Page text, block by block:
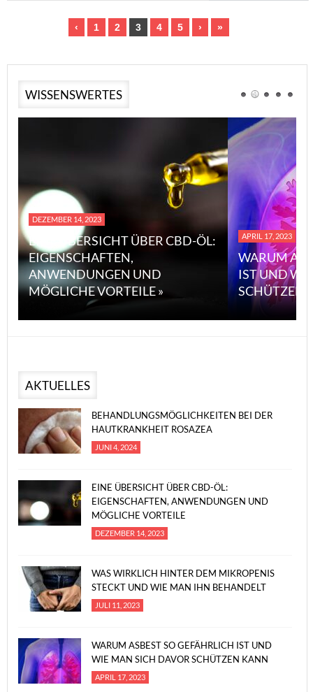
‹ 1 2 3 4 5 › »
WISSENSWERTES
DEZEMBER 14, 2023
EINE ÜBERSICHT ÜBER CBD-ÖL:
EIGENSCHAFTEN,
ANWENDUNGEN UND
MÖGLICHE VORTEILE »
APRIL 17, 2023
WARUM
IST UND
SCHÜTZEN
AKTUELLES
BEHANDLUNGSMÖGLICHKEITEN BEI DER
HAUTKRANKHEIT ROSAZEA
JUNI 4, 2024
EINE ÜBERSICHT ÜBER CBD-ÖL:
EIGENSCHAFTEN, ANWENDUNGEN UND
MÖGLICHE VORTEILE
DEZEMBER 14, 2023
WAS WIRKLICH HINTER DEM MIKROPENIS
STECKT UND WIE MAN IHN BEHANDELT
JULI 11, 2023
WARUM ASBEST SO GEFÄHRLICH IST UND
WIE MAN SICH DAVOR SCHÜTZEN KANN
APRIL 17, 2023